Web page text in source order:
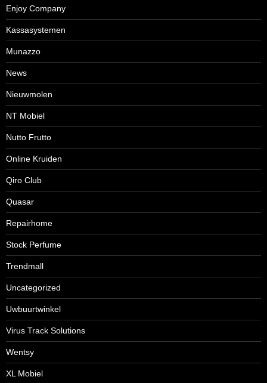
Enjoy Company
Kassasystemen
Munazzo
News
Nieuwmolen
NT Mobiel
Nutto Frutto
Online Kruiden
Qiro Club
Quasar
Repairhome
Stock Perfume
Trendmall
Uncategorized
Uwbuurtwinkel
Virus Track Solutions
Wentsy
XL Mobiel